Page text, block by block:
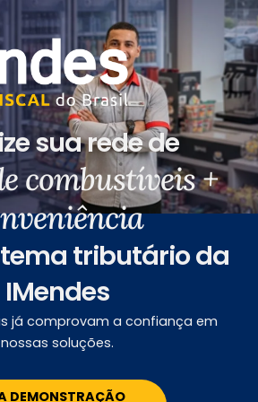
sua rede de
combustíveis +
tributário da
IMendes
já comprovam a confiança em
nossas soluções.
DEMONSTRAÇÃO